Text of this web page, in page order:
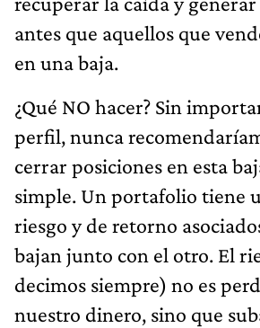
antes que aquellos que
en una baja.
¿Qué NO hacer? Sin
perfil, nunca
cerrar posiciones en esta
simple. Un portafolio tiene
riesgo y de retorno
bajan junto con el otro. El
decimos siempre) no es
nuestro dinero, sino que